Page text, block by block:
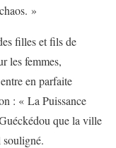
»
filles et fils de
les femmes,
en parfaite
: « La Puissance
que la ville